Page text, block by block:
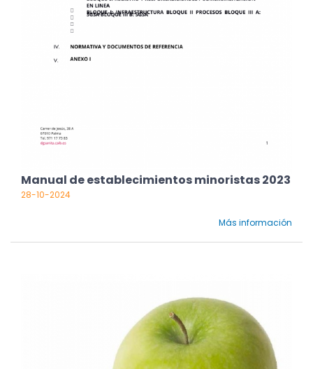
Manual de establecimientos minoristas 2023
28-10-2024
Más información